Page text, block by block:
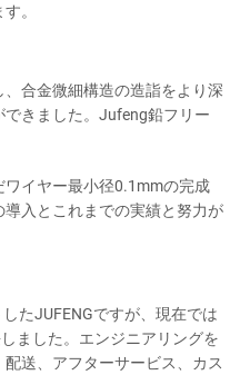
。
合金微細構造の造詣をより深
きました。Jufeng鉛フリー
イヤー最小径0.1mmの完成
入とこれまでの実績と努力が
たJUFENGですが、現在では
ました。エンジニアリングを
送、アフターサービス、カス